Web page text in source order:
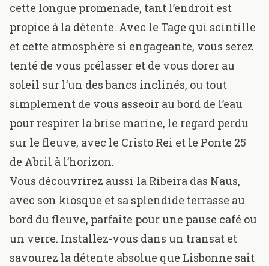
cette longue promenade, tant l’endroit est
propice à la détente. Avec le Tage qui scintille
et cette atmosphère si engageante, vous serez
tenté de vous prélasser et de vous dorer au
soleil sur l’un des bancs inclinés, ou tout
simplement de vous asseoir au bord de l’eau
pour respirer la brise marine, le regard perdu
sur le fleuve, avec le Cristo Rei et le Ponte 25
de Abril à l’horizon.
Vous découvrirez aussi la Ribeira das Naus,
avec son kiosque et sa splendide terrasse au
bord du fleuve, parfaite pour une pause café ou
un verre. Installez-vous dans un transat et
savourez la détente absolue que Lisbonne sait